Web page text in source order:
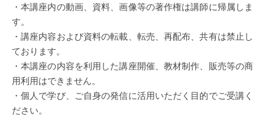
・本講座内の動画、資料、画像等の著作権は講師に帰属しま
す。
・講座内容および資料の転載、転売、再配布、共有は禁止し
ております。
・本講座の内容を利用した講座開催、教材制作、販売等の商
用利用はできません。
・個人で学び、ご自身の発信に活用いただく目的でご受講く
ださい。